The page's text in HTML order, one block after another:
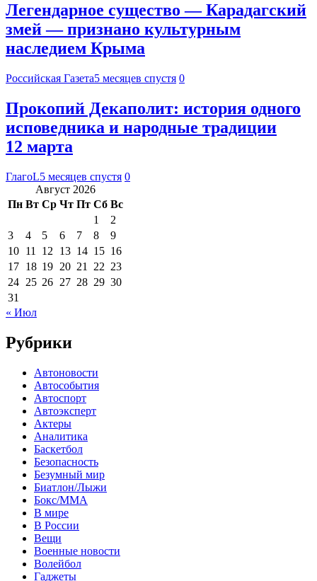
Легендарное существо — Карадагский
змей — признано культурным
наследием Крыма
Российская Газета5 месяцев спустя 0
Прокопий Декаполит: история одного
исповедника и народные традиции
12 марта
ГлагоL5 месяцев спустя 0
Август 2026
Пн Вт Ср Чт Пт Сб Вс
1
2
3
4 5 6 7 8
9
10 11 12 13 14 15 16
17 18 19 20 21 22 23
24 25 26 27 28 29 30
31
« Июл
Рубрики
Автоновости
Автособытия
Автоспорт
Автоэксперт
Актеры
Аналитика
Баскетбол
Безопасность
Безумный мир
Биатлон/Лыжи
Бокс/MMA
В мире
В России
Вещи
Военные новости
Волейбол
Гаджеты